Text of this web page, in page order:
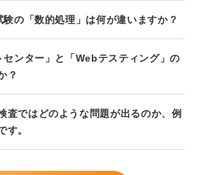
の「数的処理」は何が違いますか？
センター」と「Webテスティング」の
？
査ではどのような問題が出るのか、例
す。